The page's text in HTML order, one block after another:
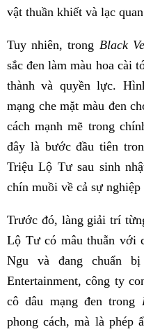
vật thuần khiết và lạc
Tuy nhiên, trong Black
sắc đen làm màu hoa cài
thành và quyền lực.
mạng che mặt màu đen
cách mạnh mẽ trong
đây là bước đầu tiên
Triệu Lộ Tư sau sinh
chín muồi về cả sự
Trước đó, làng giải trí
Lộ Tư có mâu thuẫn với
Ngu và đang chuẩn
Entertainment, công ty
cô dâu mạng đen trong
phong cách, mà là phép